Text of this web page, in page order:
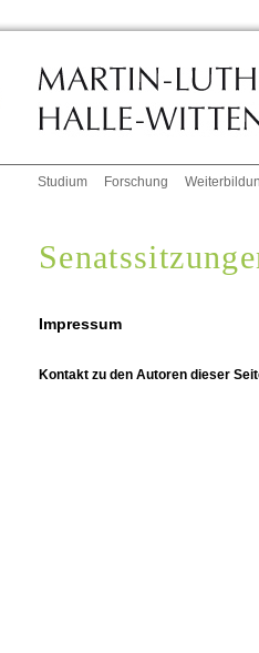
Studium Forschung
Impressum
Kontakt zu den Autoren dieser